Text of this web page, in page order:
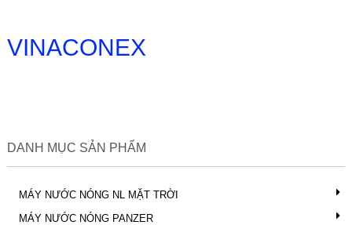
VINACONEX
DANH MỤC SẢN PHẨM
MÁY NƯỚC NÓNG NL MẶT TRỜI
MÁY NƯỚC NÓNG PANZER